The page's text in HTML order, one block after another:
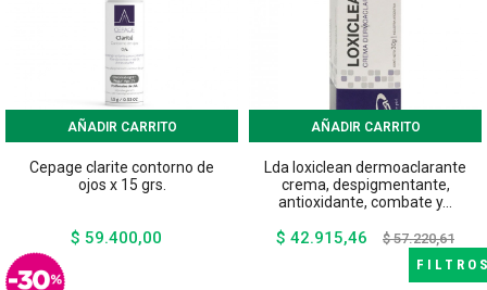
AÑADIR CARRITO
Cepage clarite contorno de
ojos x 15 grs.
$ 59.400,00
AÑADIR CARRITO
Lda loxiclean dermoaclarante
crema, despigmentante,
antioxidante, combate y...
$ 42.915,46
Precio
$ 57.220,61